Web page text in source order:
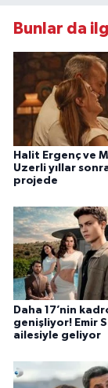
Bunlar da
Halit Ergenç ve
Uzerli yıllar
projede
Daha 17’nin
genişliyor! Emir
ailesiyle geliyor